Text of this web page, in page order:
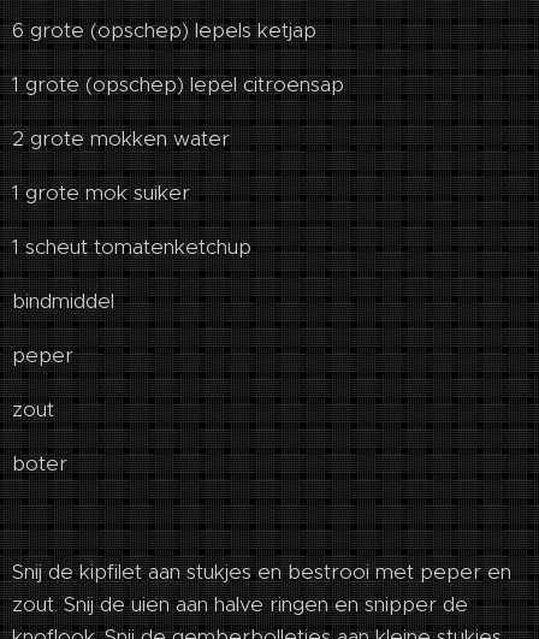
6 grote (opschep) lepels ketjap
1 grote (opschep) lepel citroensap
2 grote mokken water
1 grote mok suiker
1 scheut tomatenketchup
bindmiddel
peper
zout
boter
Snij de kipfilet aan stukjes en bestrooi met peper en
zout. Snij de uien aan halve ringen en snipper de